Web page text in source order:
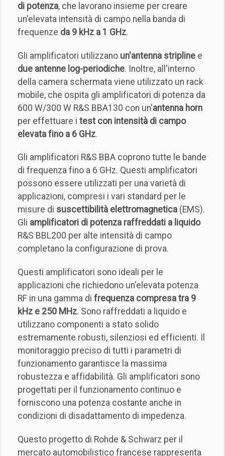
di potenza, che lavorano insieme per creare
un'elevata intensità di campo nella banda di
frequenze da 9 kHz a 1 GHz.
Gli amplificatori utilizzano un'antenna stripline e
due antenne log-periodiche. Inoltre, all'interno
della camera schermata viene utilizzato un rack
mobile, che ospita gli amplificatori di potenza da
600 W/300 W R&S BBA130 con un'antenna horn
per effettuare i test con intensità di campo
elevata fino a 6 GHz.
Gli amplificatori R&S BBA coprono tutte le bande
di frequenza fino a 6 GHz. Questi amplificatori
possono essere utilizzati per una varietà di
applicazioni, compresi i vari standard per le
misure di suscettibilità elettromagnetica (EMS).
Gli amplificatori di potenza raffreddati a liquido
R&S BBL200 per alte intensità di campo
completano la configurazione di prova.
Questi amplificatori sono ideali per le
applicazioni che richiedono un'elevata potenza
RF in una gamma di frequenza compresa tra 9
kHz e 250 MHz. Sono raffreddati a liquido e
utilizzano componenti a stato solido
estremamente robusti, silenziosi ed efficienti. Il
monitoraggio preciso di tutti i parametri di
funzionamento garantisce la massima
robustezza e affidabilità. Gli amplificatori sono
progettati per il funzionamento continuo e
forniscono una potenza costante anche in
condizioni di disadattamento di impedenza.
Questo progetto di Rohde & Schwarz per il
mercato automobilistico francese rappresenta